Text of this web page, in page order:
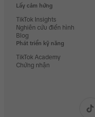
Lấy cảm hứng
TikTok Insights
Nghiên cứu điển hình
Blog
Phát triển kỹ năng
TikTok Academy
Chứng nhận